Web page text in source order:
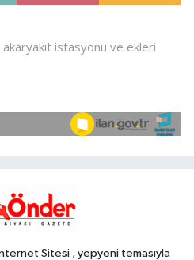
HER AKŞAM AYNI ÇİLE!
Görevden uzaklaştırılan Utku
Çaykara hakkında tahliye
yeni dönem... Sefer
artırıldı
Sitesi , yepyeni temasıyla